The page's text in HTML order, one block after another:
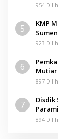
954
5
KMP
923
6
897
7
Disdik
894